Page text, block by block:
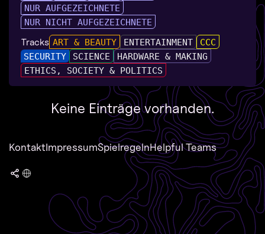
NUR AUFGEZEICHNETE
NUR NICHT AUFGEZEICHNETE
Tracks ART & BEAUTY ENTERTAINMENT
CCC
SECURITY
SCIENCE
HARDWARE & MAKING
ETHICS, SOCIETY & POLITICS
Keine Einträge vorhanden.
KontaktImpressumSpielregelnHelpful Teams